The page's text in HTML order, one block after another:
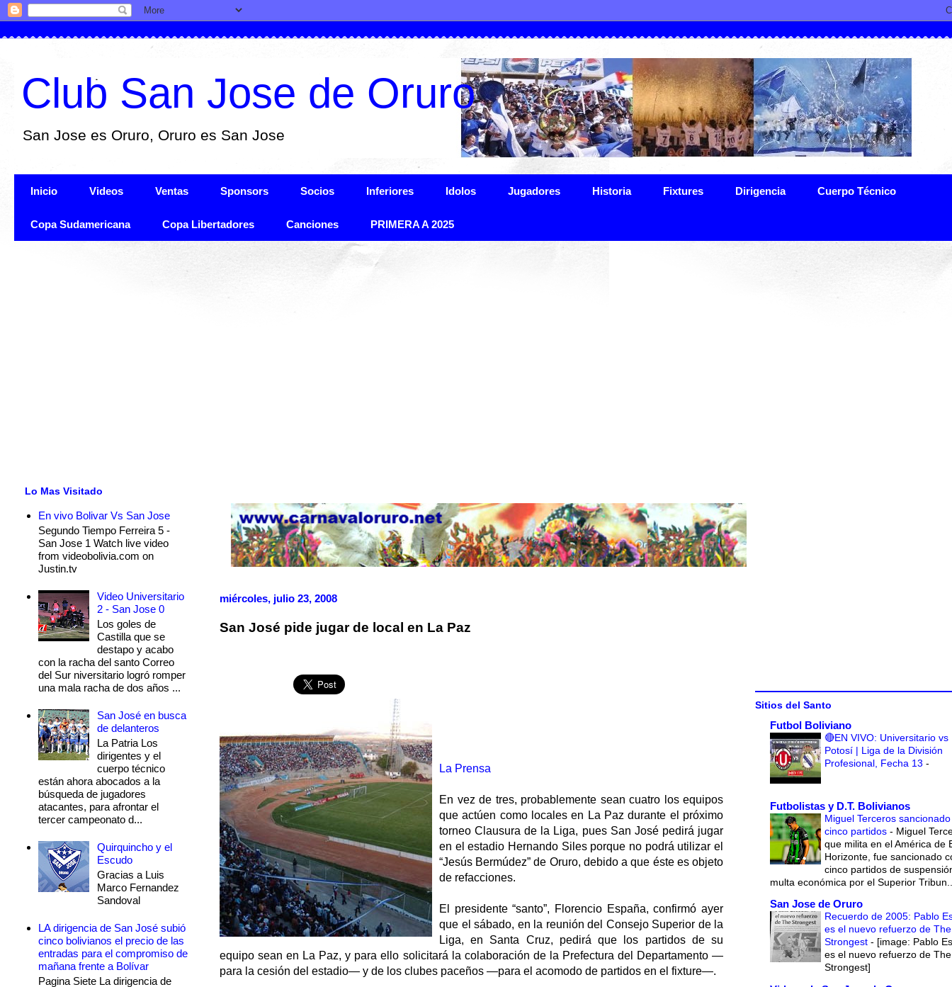
Club San Jose de Oruro
San Jose es Oruro, Oruro es San Jose
Inicio Videos Ventas Sponsors Socios Inferiores Idolos Jugadores Historia Fixtures Dirigencia Cuerpo Técnico
Copa Sudamericana Copa Libertadores Canciones PRIMERA A 2025
miércoles, julio 23, 2008
San José pide jugar de local en La Paz
La Prensa
En vez de tres, probablemente sean cuatro los equipos
que actúen como locales en La Paz durante el próximo
torneo Clausura de la Liga, pues San José pedirá jugar
en el estadio Hernando Siles porque no podrá utilizar el
“Jesús Bermúdez” de Oruro, debido a que éste es objeto
de refacciones.
El presidente “santo”, Florencio España, confirmó ayer
que el sábado, en la reunión del Consejo Superior de la
Liga, en Santa Cruz, pedirá que los partidos de su
equipo sean en La Paz, y para ello solicitará la colaboración de la Prefectura del Departamento —
para la cesión del estadio— y de los clubes paceños —para el acomodo de partidos en el fixture—.
Lo Mas Visitado
En vivo Bolivar Vs San Jose
Segundo Tiempo Ferreira 5 -
San Jose 1 Watch live video
from videobolivia.com on
Justin.tv
Video Universitario
2 - San Jose 0
Los goles de
Castilla que se
destapo y acabo
con la racha del santo Correo
del Sur niversitario logró romper
una mala racha de dos años ...
San José en busca
de delanteros
La Patria Los
dirigentes y el
cuerpo técnico
están ahora abocados a la
búsqueda de jugadores
atacantes, para afrontar el
tercer campeonato d...
Quirquincho y el
Escudo
Gracias a Luis
Marco Fernandez
Sandoval
LA dirigencia de San José subió
cinco bolivianos el precio de las
entradas para el compromiso de
mañana frente a Bolívar
Pagina Siete La dirigencia de
Sitios del Santo
Futbol Boliviano
🔴EN VIVO: Universitario vs
Potosí | Liga de la División
Profesional, Fecha 13 -
Futbolistas y D.T. Bolivianos
Miguel Terceros
cinco partidos - Miguel
que milita en el América de
Horizonte, fue sancionado
cinco partidos de
multa económica por el Superior
San Jose de Oruro
Recuerdo de 2005: Pablo
es el nuevo refuerzo de The
Strongest - [image: Pablo
es el nuevo refuerzo de The
Strongest]